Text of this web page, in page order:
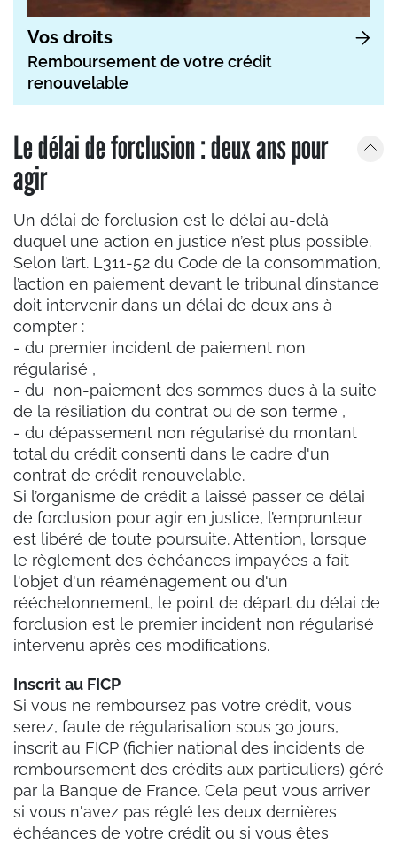
Vos droits
Remboursement de votre crédit
renouvelable
Le délai de forclusion : deux ans pour
agir
Un délai de forclusion est le délai au-delà
duquel une action en justice n’est plus possible.
Selon l’art. L311-52 du Code de la consommation,
l’action en paiement devant le tribunal d’instance
doit intervenir dans un délai de deux ans à
compter :
- du premier incident de paiement non
régularisé ,
- du non-paiement des sommes dues à la suite
de la résiliation du contrat ou de son terme ,
- du dépassement non régularisé du montant
total du crédit consenti dans le cadre d'un
contrat de crédit renouvelable.
Si l’organisme de crédit a laissé passer ce délai
de forclusion pour agir en justice, l’emprunteur
est libéré de toute poursuite. Attention, lorsque
le règlement des échéances impayées a fait
l'objet d'un réaménagement ou d'un
rééchelonnement, le point de départ du délai de
forclusion est le premier incident non régularisé
intervenu après ces modifications.
Inscrit au FICP
Si vous ne remboursez pas votre crédit, vous
serez, faute de régularisation sous 30 jours,
inscrit au FICP (fichier national des incidents de
remboursement des crédits aux particuliers) géré
par la Banque de France. Cela peut vous arriver
si vous n'avez pas réglé les deux dernières
échéances de votre crédit ou si vous êtes